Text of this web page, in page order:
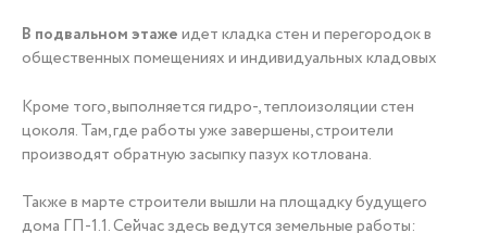
В подвальном этажеидет кладка стен и перегородок в
общественных помещениях и индивидуальных кладовых
Кроме того, выполняется гидро-, теплоизоляции стен
цоколя. Там, где работы уже завершены, строители
производят обратную засыпку пазух котлована.
Также в марте строители вышли на площадку будущего
дома ГП-1.1. Сейчас здесь ведутся земельные работы: